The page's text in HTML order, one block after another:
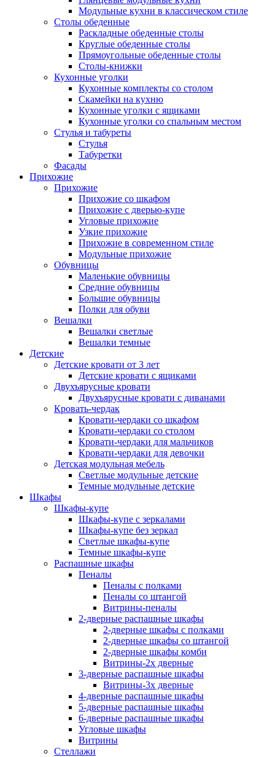
Модульные кухни в классическом стиле
Столы обеденные
Раскладные обеденные столы
Круглые обеденные столы
Прямоугольные обеденные столы
Столы-книжки
Кухонные уголки
Кухонные комплекты со столом
Скамейки на кухню
Кухонные уголки с ящиками
Кухонные уголки со спальным местом
Стулья и табуреты
Стулья
Табуретки
Фасады
Прихожие
Прихожие
Прихожие со шкафом
Прихожие с дверью-купе
Угловые прихожие
Узкие прихожие
Прихожие в современном стиле
Модульные прихожие
Обувницы
Маленькие обувницы
Средние обувницы
Большие обувницы
Полки для обуви
Вешалки
Вешалки светлые
Вешалки темные
Детские
Детские кровати от 3 лет
Детские кровати с ящиками
Двухъярусные кровати
Двухъярусные кровати с диванами
Кровать-чердак
Кровати-чердаки со шкафом
Кровати-чердаки со столом
Кровати-чердаки для мальчиков
Кровати-чердаки для девочки
Детская модульная мебель
Светлые модульные детские
Темные модульные детские
Шкафы
Шкафы-купе
Шкафы-купе с зеркалами
Шкафы-купе без зеркал
Светлые шкафы-купе
Темные шкафы-купе
Распашные шкафы
Пеналы
Пеналы с полками
Пеналы со штангой
Витрины-пеналы
2-дверные распашные шкафы
2-дверные шкафы с полками
2-дверные шкафы со штангой
2-дверные шкафы комби
Витрины-2х дверные
3-дверные распашные шкафы
Витрины-3х дверные
4-дверные распашные шкафы
5-дверные распашные шкафы
6-дверные распашные шкафы
Угловые шкафы
Витрины
Стеллажи